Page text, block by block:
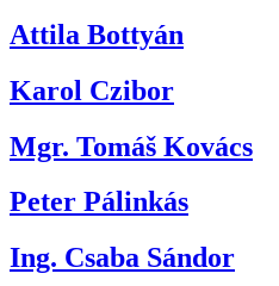
Attila Bottyán
Karol Czibor
Mgr. Tomáš Kovács
Peter Pálinkás
Ing. Csaba Sándor